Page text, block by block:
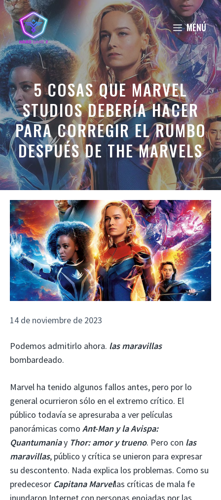
Saltar
contenido
MENÚ
5 COSAS QUE MARVEL
STUDIOS DEBERÍA HACER
PARA CORREGIR EL RUMBO
DESPUÉS DE THE MARVELS
14 de noviembre de 2023
Podemos admitirlo ahora. las maravillas
bombardeado.
Marvel ha tenido algunos fallos antes, pero por lo
general ocurrieron sólo en el extremo crítico. El
público todavía se apresuraba a ver películas
panorámicas como Ant-Man y la Avispa:
Quantumaniay Thor: amor y trueno. Pero con las
maravillas, público y crítica se unieron para expresar
su descontento. Nada explica los problemas. Como su
predecesor Capitana Marvellas críticas de mala fe